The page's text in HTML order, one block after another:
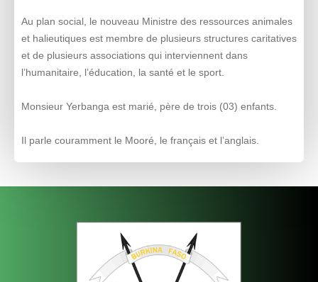
Au plan social, le nouveau Ministre des ressources animales
et halieutiques est membre de plusieurs structures caritatives
et de plusieurs associations qui interviennent dans
l’humanitaire, l’éducation, la santé et le sport.
Monsieur Yerbanga est marié, père de trois (03) enfants.
Il parle couramment le Mooré, le français et l’anglais.